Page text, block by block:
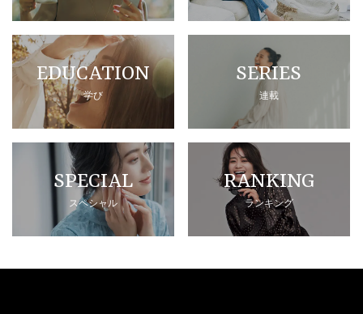
EDUCATION
学び
SERIES
連載
SPECIAL
スペシャル
RANKING
ランキング